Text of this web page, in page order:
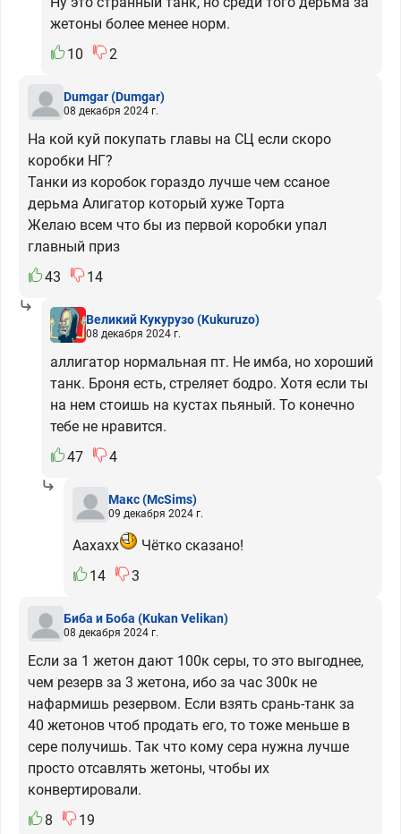
жетоны более менее норм.
10
2
Dumgar(Dumgar)
08 декабря 2024 г.
На кой куй покупать главы на СЦ если скоро
коробки НГ?
Танки из коробок гораздо лучше чем ссаное
дерьма Алигатор который хуже Торта
Желаю всем что бы из первой коробки упал
главный приз
43
14
Великий Кукурузо(Kukuruzo)
08 декабря 2024 г.
аллигатор нормальная пт. Не имба, но хороший
танк. Броня есть, стреляет бодро. Хотя если ты
на нем стоишь на кустах пьяный. То конечно
тебе не нравится.
47
4
Макс(McSims)
09 декабря 2024 г.
Аахахх
Чётко сказано!
14
3
Биба и Боба (Kukan Velikan)
08 декабря 2024 г.
Если за 1 жетон дают 100к серы, то это выгоднее,
чем резерв за 3 жетона, ибо за час 300к не
нафармишь резервом. Если взять срань-танк за
40 жетонов чтоб продать его, то тоже меньше в
сере получишь. Так что кому сера нужна лучше
просто отсавлять жетоны, чтобы их
конвертировали.
8
19